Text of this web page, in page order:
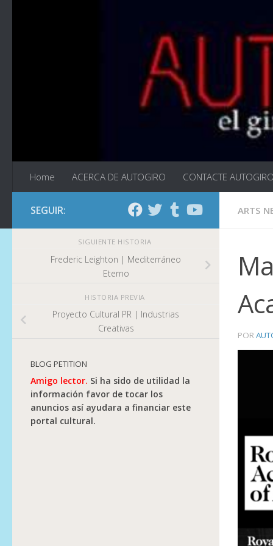
Home ACERCA DE AUTOGIRO CONTACTE
ARTS
POR
SEGUIR:
SIGUIENTE HISTORIA
Frederic Leighton | Mediterráneo
Eterno
HISTORIA PREVIA
Proyecto Cultural PR | Industrias
Creativas
BLOG PETITION
Amigo lector. Si ha sido de utilidad la
información favor de tocar los
anuncios así ayudara a financiar este
portal cultural.